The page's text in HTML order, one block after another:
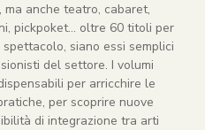
ma anche teatro, cabaret,
pickpoket… oltre 60 titoli per
siano essi semplici
del settore. I volumi
per arricchire le
per scoprire nuove
di integrazione tra arti